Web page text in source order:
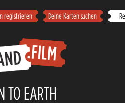
registrieren Deine Karten suchen
TO EARTH